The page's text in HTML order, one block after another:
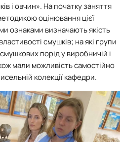
і овчин». На початку заняття
оцінювання цієї
ознаками визначають якість
смушків; на які групи
порід у виробничій і
мали можливість самостійно
колекції кафедри.